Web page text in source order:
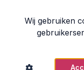
had gewacht? Ze
mondhoeken
ontkurkt en de
hakken tikken op
‘Het eten is
het glas.
Wij gebruiken